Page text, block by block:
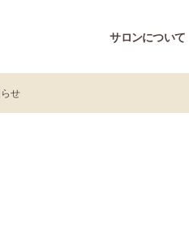
サロンについて
せ